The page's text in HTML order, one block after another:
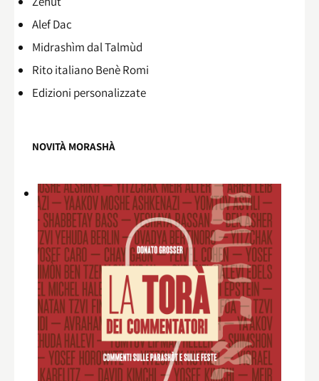
Alef Dac
Midrashìm dal Talmùd
Rito italiano Benè Romi​
Edizioni personalizzate
NOVITÀ MORASHÀ